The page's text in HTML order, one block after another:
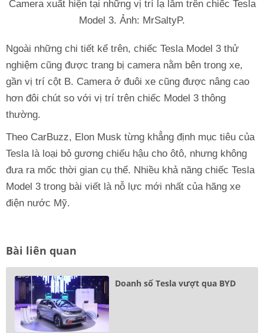
Camera xuất hiện tại những vị trí lạ lẫm trên chiếc Tesla
Model 3. Ảnh: MrSaltyP.
Ngoài những chi tiết kể trên, chiếc Tesla Model 3 thử
nghiệm cũng được trang bị camera nằm bên trong xe,
gần vị trí cột B. Camera ở đuôi xe cũng được nâng cao
hơn đôi chút so với vị trí trên chiếc Model 3 thông
thường.
Theo CarBuzz, Elon Musk từng khẳng định mục tiêu của
Tesla là loại bỏ gương chiếu hậu cho ôtô, nhưng không
đưa ra mốc thời gian cụ thể. Nhiều khả năng chiếc Tesla
Model 3 trong bài viết là nỗ lực mới nhất của hãng xe
điện nước Mỹ.
Bài liên quan
Doanh số Tesla vượt qua BYD